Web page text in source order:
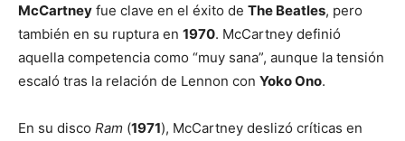
McCartney fue clave en el éxito de The Beatles, pero
también en su ruptura en 1970. McCartney definió
aquella competencia como “muy sana”, aunque la tensión
escaló tras la relación de Lennon con Yoko Ono.
En su disco Ram (1971), McCartney deslizó críticas en